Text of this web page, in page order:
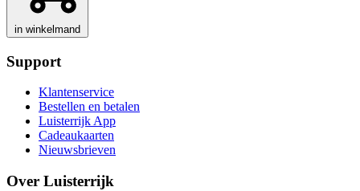
in winkelmand
Support
Klantenservice
Bestellen en betalen
Luisterrijk App
Cadeaukaarten
Nieuwsbrieven
Over Luisterrijk